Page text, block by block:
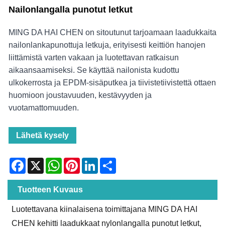
Nailonlangalla punotut letkut
MING DA HAI CHEN on sitoutunut tarjoamaan laadukkaita
nailonlankapunottuja letkuja, erityisesti keittiön hanojen
liittämistä varten vakaan ja luotettavan ratkaisun
aikaansaamiseksi. Se käyttää nailonista kudottu
ulkokerrosta ja EPDM-sisäputkea ja tiivistetiivistettä ottaen
huomioon joustavuuden, kestävyyden ja
vuotamattomuuden.
Lähetä kysely
Facebook
X WhatsAppPinterestLinkedIn
Tuotteen Kuvaus
Luotettavana kiinalaisena toimittajana MING DA HAI
CHEN kehitti laadukkaat nylonlangalla punotut letkut,